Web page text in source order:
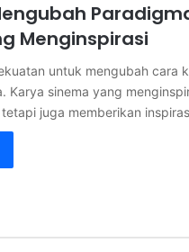
Menginspirasi
untuk mengubah cara
Karya sinema yang
juga memberikan